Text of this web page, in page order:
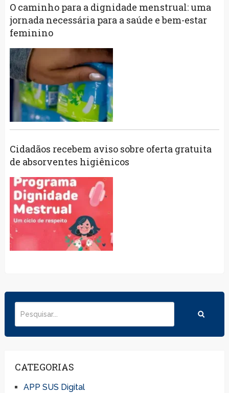
O caminho para a dignidade menstrual: uma
jornada necessária para a saúde e bem-estar
feminino
Cidadãos recebem aviso sobre oferta gratuita
de absorventes higiênicos
CATEGORIAS
APP SUS Digital